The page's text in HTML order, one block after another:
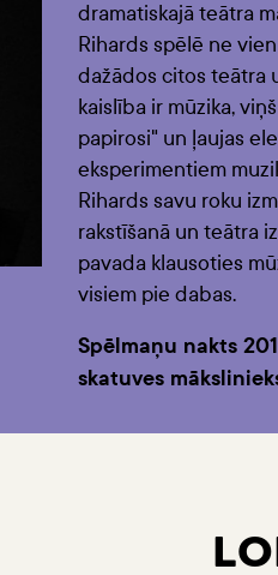
dramatiskajā teātra
Rihards spēlē ne
dažādos citos teātra
kaislība ir mūzika,
papirosi" un ļaujas
eksperimentiem
Rihards savu roku
rakstīšanā un teātra
pavada klausoties
visiem pie dabas.
Spēlmaņu nakts
skatuves